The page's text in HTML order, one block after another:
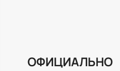
ОФИЦИАЛЬНО